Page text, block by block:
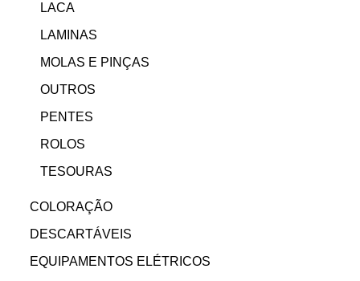
LACA
LAMINAS
MOLAS E PINÇAS
OUTROS
PENTES
ROLOS
TESOURAS
COLORAÇÃO
DESCARTÁVEIS
EQUIPAMENTOS ELÉTRICOS